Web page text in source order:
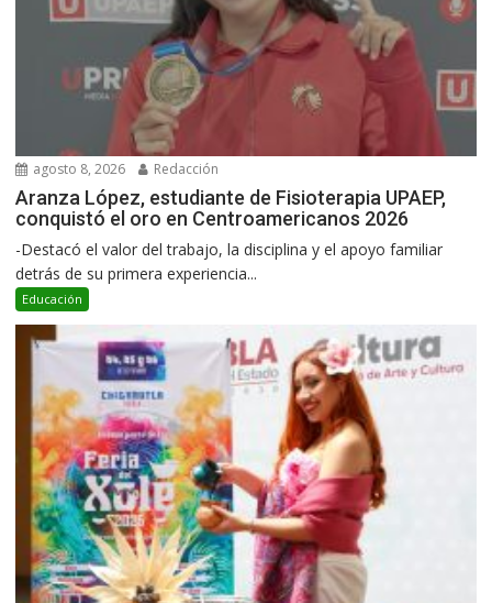
agosto 8, 2026 Redacción
Aranza López, estudiante de Fisioterapia UPAEP,
conquistó el oro en Centroamericanos 2026
-Destacó el valor del trabajo, la disciplina y el apoyo familiar
detrás de su primera experiencia...
Educación